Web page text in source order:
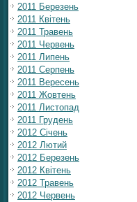
2011 Березень
2011 Квітень
2011 Травень
2011 Червень
2011 Липень
2011 Серпень
2011 Вересень
2011 Жовтень
2011 Листопад
2011 Грудень
2012 Січень
2012 Лютий
2012 Березень
2012 Квітень
2012 Травень
2012 Червень